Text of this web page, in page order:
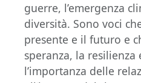
guerre, l’emergenza
diversità. Sono voci
presente e il futuro e
speranza, la
l’importanza delle